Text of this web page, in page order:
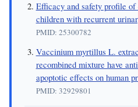
Efficacy and safety profile
children with recurrent
PMID: 25300782
Vaccinium myrtillus L.
recombined mixture have
apoptotic effects on human
PMID: 32929801